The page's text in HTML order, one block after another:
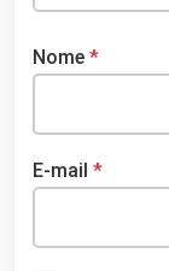
Nome *
E-mail *